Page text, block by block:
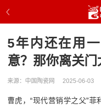
5年内还在用
意？那你离关门
来源：中国陶瓷网 2025-06-03
曹虎，“现代营销学之父”